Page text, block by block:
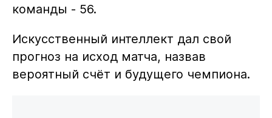
команды - 56.
Искусственный интеллект дал свой
прогноз на исход матча, назвав
вероятный счёт и будущего чемпиона.